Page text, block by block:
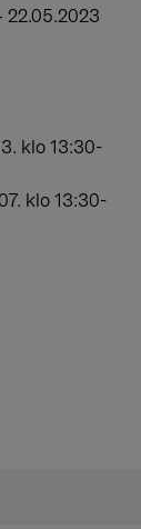
22.05.2023
klo 13:30-
klo 13:30-